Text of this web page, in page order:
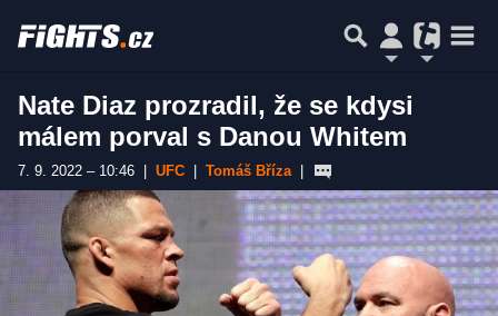
Nate Diaz prozradil, že se kdysi
málem porval s Danou Whitem
7. 9. 2022 – 10:46 UFC Tomáš Bříza